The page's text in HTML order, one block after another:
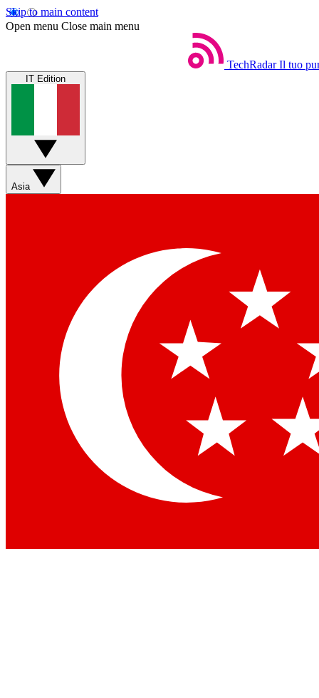
Skip to main content
Open menu Close main menu
TechRadar Il tuo
IT Edition
Asia